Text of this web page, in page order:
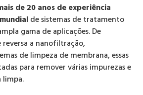
de 20 anos de experiência
de sistemas de tratamento
gama de aplicações. De
reversa a nanofiltração,
de limpeza de membrana, essas
para remover várias impurezas e